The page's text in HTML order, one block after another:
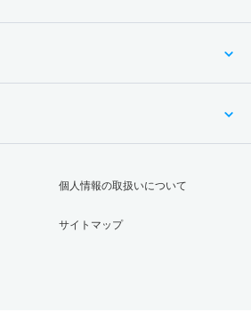
個人情報の取扱いについて
サイトマップ